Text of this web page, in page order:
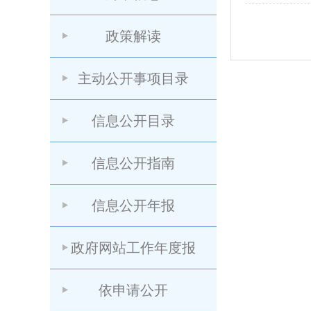
政策解读
主动公开事项目录
信息公开目录
信息公开指南
信息公开年报
政府网站工作年度报
依申请公开